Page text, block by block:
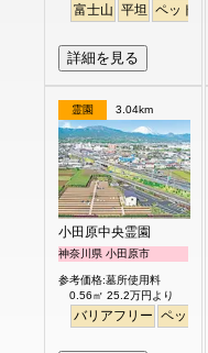
富士山 平坦 ペット
詳細を見る
霊園 3.04km
小田原中央霊園
神奈川県 小田原市
参考価格:墓所使用料
0.56㎡ 25.2万円より
バリアフリー ペット